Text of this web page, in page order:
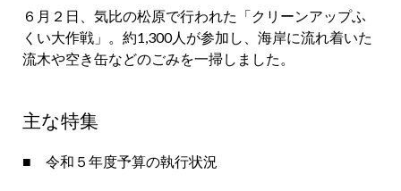
６月２日、気比の松原で行われた「クリーンアップふ
くい大作戦」。約1,300人が参加し、海岸に流れ着いた
流木や空き缶などのごみを一掃しました。
主な特集
■ 令和５年度予算の執行状況